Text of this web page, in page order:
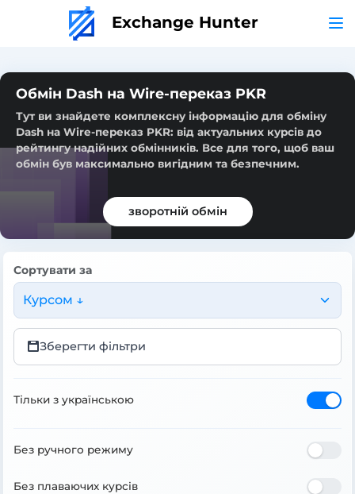
Exchange Hunter
Обмін Dash на Wire-переказ PKR
Тут ви знайдете комплексну інформацію для обміну
Dash на Wire-переказ PKR: від актуальних курсів до
рейтингу надійних обмінників. Все для того, щоб ваш
обмін був максимально вигідним та безпечним.
зворотній обмін
Сортувати за
Курсом ↓
Зберегти фільтри
Тільки з українською
Без ручного режиму
Без плаваючих курсів